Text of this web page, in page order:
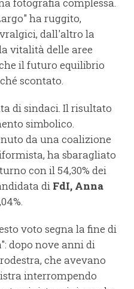
ha ruggito,
dall'altro la
vitalità delle aree
il futuro equilibrio
scontato.
di sindaci. Il risultato
simbolico.
da una coalizione
ha sbaragliato
con il 54,30% dei
di FdI, Anna
voto segna la fine di
dopo nove anni di
che avevano
interrompendo